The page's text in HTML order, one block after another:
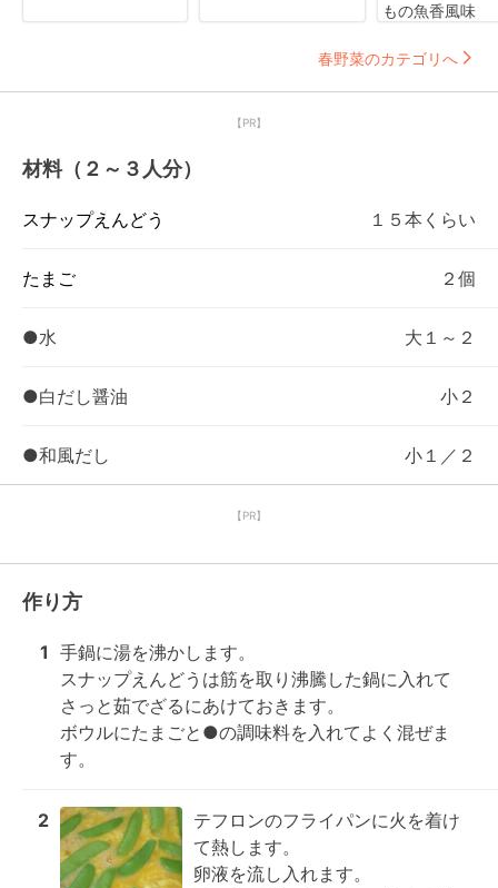
もの魚香風味
春野菜のカテゴリへ
【PR】
材料（２～３人分）
スナップえんどう １５本くらい
たまご ２個
●水 大１～２
●白だし醤油 小２
●和風だし 小１／２
【PR】
作り方
1 手鍋に湯を沸かします。
スナップえんどうは筋を取り沸騰した鍋に入れて
さっと茹でざるにあけておきます。
ボウルにたまごと●の調味料を入れてよく混ぜま
す。
2
テフロンのフライパンに火を着け
て熱します。
卵液を流し入れます。